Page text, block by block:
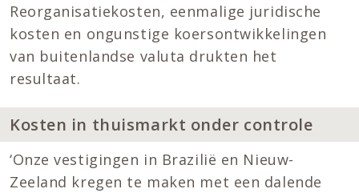
Reorganisatiekosten, eenmalige juridische
kosten en ongunstige koersontwikkelingen
van buitenlandse valuta drukten het
resultaat.
Kosten in thuismarkt onder controle
‘Onze vestigingen in Brazilië en Nieuw-
Zeeland kregen te maken met een dalende